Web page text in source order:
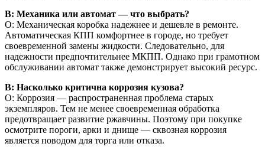
В: Механика или автомат — что выбрать?
О: Механическая коробка надежнее и дешевле в ремонте.
Автоматическая КПП комфортнее в городе, но требует
своевременной замены жидкости. Следовательно, для
надежности предпочтительнее МКПП. Однако при грамотном
обслуживании автомат также демонстрирует высокий ресурс.
В: Насколько критична коррозия кузова?
О: Коррозия — распространенная проблема старых
экземпляров. Тем не менее своевременная обработка
предотвращает развитие ржавчины. Поэтому при покупке
осмотрите пороги, арки и днище — сквозная коррозия
является поводом для торга или отказа.